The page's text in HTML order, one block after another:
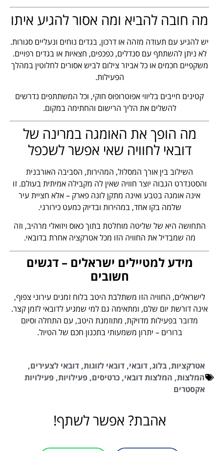
מה חובה להביא ומה אסור להגיע איתו
יש להגיע עם תעודה מזהה או דרכון, בגדים נוחים ונעליים סגורות.
לא ניתן להשתתף עם סנדלים, כפכפים, חצאיות או בגדים רפויים.
משקפיים חכמים או כל אביזר צילום לביש אסורים לחלוטין במהלך
הפעילות.
קטינים חייבים בליווי אפוטרופוס חוקי, וכל המשתתפים נדרשים
להשלים את הליך הרישום והחתימה במקום.
מה הופך את האומגה במרינה של
דובאי לחוויה שאי אפשר לשכפל
השילוב בין אורך המסלול, המהירות, הסביבה האורבנית
והסטנדרט הגבוה יוצר חוויה שאין לה מקבילה אמיתית בעולם. זו
אינה אומגה בטבע ואינה מתקן לונה פארק – אלא חציית עיר
שלמה בקו אחד, במהירות ובדיוק כמעט כירורגי.
התחושה היא של שליטה מוחלטת בתוך כאוס ויזואלי מרהיב, וזה
מה שמבדיל את החוויה הזו מכל אטרקציה אחרת בדובאי.
מידע למטיילים ישראלים – דגשים
חשובים
לישראלים, החוויה הזו משתלבת היטב בלוח זמנים עירוני צפוף,
אינה דורשת יום שלם, ומתאימה גם למי שמגיע לדובאי לזמן קצר.
מדובר בפעילות מדויקת, מתוזמנת היטב, עם התחלה וסיום
ברורים – יתרון משמעותי בתכנון חכם של הטיול.
אטרקציות, בלוג, דובאי, דובאי לזוגות, דובאי לצעירים,
המלצות, המלצות דובאי, כרטיסים, פעילויות, פעילויות
אקסטרים
אהבת? אפשר לשתף!